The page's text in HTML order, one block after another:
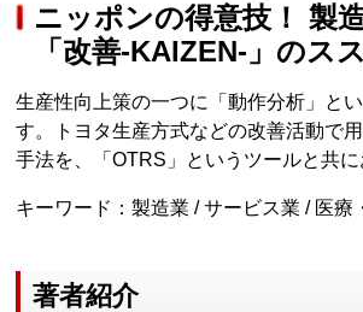
ニッポンの得意技！ 製
「改善-KAIZEN-」のス
生産性向上策の一つに「動作分析」と
す。トヨタ生産方式などの改善活動で
手法を、「OTRS」というツールと共に
キーワード：製造業 / サービス業 / 医療
著者紹介